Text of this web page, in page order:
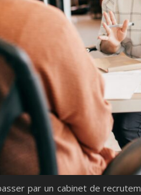
par un cabinet de